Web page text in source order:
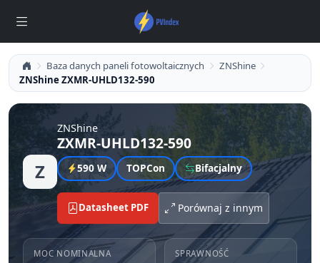
Baza danych paneli fotowoltaicznych
ZNShine
ZNShine ZXMR-UHLD132-590
Z
ZNShine
ZXMR-UHLD132-590
590 W TOPCon Bifacjalny
Datasheet PDF Porównaj z innym
MOC NOMINALNA SPRAWNOŚĆ